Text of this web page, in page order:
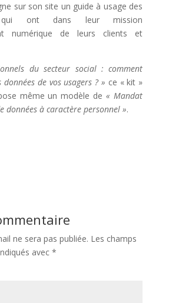
sur son site un guide à usage des
qui ont dans leur mission
numérique de leurs clients et
du secteur social : comment
de vos usagers ? » ce « kit »
même un modèle de« Mandat
données à caractère personnel ».
ne sera pas publiée. Les champs
avec *